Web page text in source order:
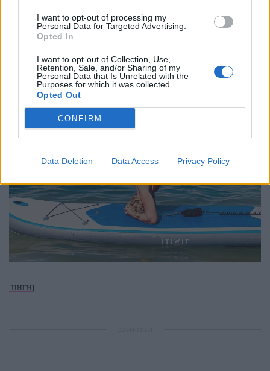
I want to opt-out of processing my
Personal Data for Targeted Advertising.
Opted In
I want to opt-out of Collection, Use,
Retention, Sale, and/or Sharing of my
Personal Data that Is Unrelated with the
Purposes for which it was collected.
Opted Out
CONFIRM
Data Deletion Data Access Privacy Policy
[ΠΗΓΗ]